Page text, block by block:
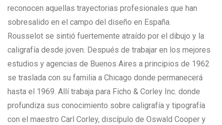
reconocen aquellas trayectorias profesionales que han
sobresalido en el campo del diseño en España.
Rousselot se sintió fuertemente atraído por el dibujo y la
caligrafía desde joven. Después de trabajar en los mejores
estudios y agencias de Buenos Aires a principios de 1962
se traslada con su familia a Chicago donde permanecerá
hasta el 1969. Allí trabaja para Ficho & Corley Inc. donde
profundiza sus conocimiento sobre caligrafía y tipografía
con el maestro Carl Corley, discípulo de Oswald Cooper y